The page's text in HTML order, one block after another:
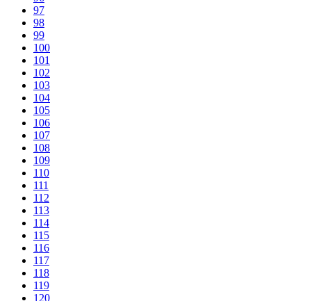
97
98
99
100
101
102
103
104
105
106
107
108
109
110
111
112
113
114
115
116
117
118
119
120